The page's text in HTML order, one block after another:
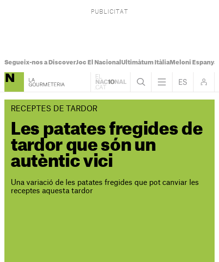
Segueix-nos a DiscoverJoc El Nacional Ultimàtum ItàliaMeloni Espanya
RECEPTES DE TARDOR
Les patates fregides de
tardor que són un
autèntic vici
Una variació de les patates fregides que pot canviar les
receptes aquesta tardor